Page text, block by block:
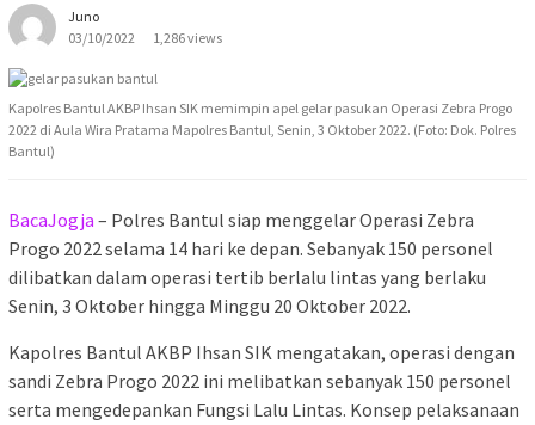
Juno
03/10/2022
1,286 views
Kapolres Bantul AKBP Ihsan SIK memimpin apel gelar pasukan Operasi Zebra Progo
2022 di Aula Wira Pratama Mapolres Bantul, Senin, 3 Oktober 2022. (Foto: Dok. Polres
Bantul)
BacaJogja – Polres Bantul siap menggelar Operasi Zebra
Progo 2022 selama 14 hari ke depan. Sebanyak 150 personel
dilibatkan dalam operasi tertib berlalu lintas yang berlaku
Senin, 3 Oktober hingga Minggu 20 Oktober 2022.
Kapolres Bantul AKBP Ihsan SIK mengatakan, operasi dengan
sandi Zebra Progo 2022 ini melibatkan sebanyak 150 personel
serta mengedepankan Fungsi Lalu Lintas. Konsep pelaksanaan